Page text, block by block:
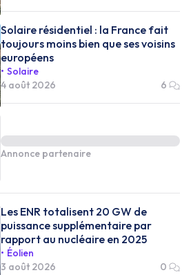
Solaire résidentiel : la France fait
toujours moins bien que ses voisins
européens
Solaire
4 août 2026
6
Annonce partenaire
Les ENR totalisent 20 GW de
puissance supplémentaire par
rapport au nucléaire en 2025
Éolien
3 août 2026
0